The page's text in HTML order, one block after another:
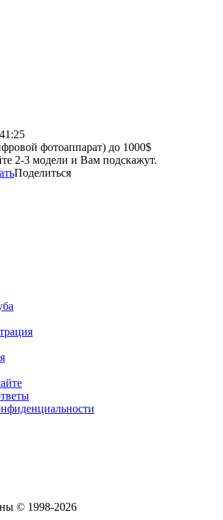
фотоаппарат) до 1000$
2-3 модели и Вам подскажут.
Поделиться
© 1998-2026